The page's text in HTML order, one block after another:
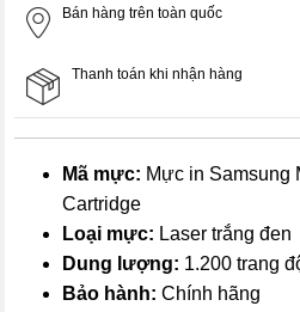
Bán hàng trên toàn quốc
Thanh toán khi nhận hàng
Mã mực: Mực in Samsung
Cartridge
Loại mực: Laser trắng đen
Dung lượng: 1.200 trang
Bảo hành: Chính hãng